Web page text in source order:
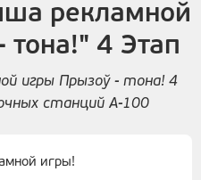
рекламной
4 Этап
игры Прызоў - тона! 4
станций А-100
игры!